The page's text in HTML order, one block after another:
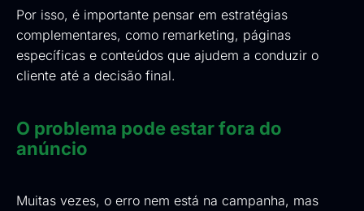
Por isso, é importante pensar em estratégias
complementares, como remarketing, páginas
específicas e conteúdos que ajudem a conduzir o
cliente até a decisão final.
O problema pode estar fora do
anúncio
Muitas vezes, o erro nem está na campanha, mas